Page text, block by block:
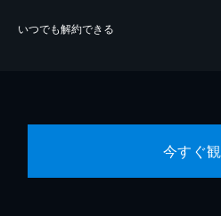
いつでも解約できる
今すぐ